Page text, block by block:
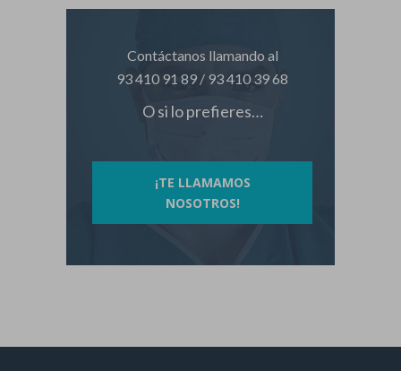
Contáctanos llamando al
93 410 91 89 / 93 410 39 68
O si lo prefieres…
¡TE LLAMAMOS
NOSOTROS!